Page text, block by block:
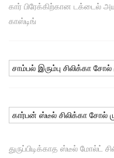
கார் பிரேக்கிற்கான
காஸ்டிங்
சாம்பல் இரும்பு சிலிக்கா சோல்
கார்பன் ஸ்டீல் சிலிக்கா சோல்
துருப்பிடிக்காத ஸ்டீல் மோல்ட்